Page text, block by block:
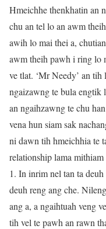
Hmeichhe thenkhatin an
chu an tel lo an awm
awih lo mai thei a,
awm theih pawh i ring lo
ve tlat. ‘Mr Needy’ an tih
ngaizawng te bula engtik
an ngaihzawng te chu
vena hun siam sak
ni dawn tih hmeichhia te
relationship lama
1. In inrim nel tan ta
deuh reng ang che.
ang a, a ngaihtuah veng
tih vel te pawh an rawn